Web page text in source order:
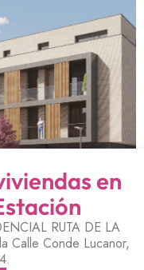
en
RUTA DE LA
Calle Conde Lucanor,